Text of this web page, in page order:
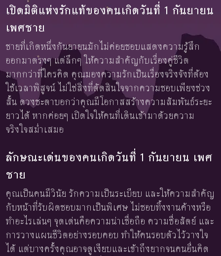
เปิดมิติแห่งรักแท้ของคนเกิดวันที่ 1 กันยายน
เพศชาย
ชายที่เกิดหนึ่งกันยายนมักไม่ค่อยชอบแสดงความรู้สึก
ออกมาตรงๆ แต่ลึกๆ ให้ความสำคัญกับเรื่องคู่ชีวิต
มากกว่าที่ใครคิด คุณมองความรักเป็นเรื่องจริงจังที่ต้อง
ใช้เวลาพิสูจน์ ไม่ใช่สิ่งที่ตัดสินใจจากความชอบเพียงช่วง
สั้น ดวงชะตาบอกว่าคุณมีโอกาสสร้างความสัมพันธ์ระยะ
ยาวได้ หากค่อยๆ เปิดใจให้คนที่เดินเข้ามาด้วยความ
จริงใจสม่ำเสมอ
ลักษณะเด่นของคนเกิดวันที่ 1 กันยายน เพศ
ชาย
คุณเป็นคนมีวินัย รักความเป็นระเบียบ และให้ความสำคัญ
กับหน้าที่รับผิดชอบมากเป็นพิเศษ ไม่ชอบทิ้งงานค้างหรือ
ทำอะไรเล่นๆ จุดเด่นคือความน่าเชื่อถือ ความซื่อสัตย์ และ
การวางแผนชีวิตอย่างรอบคอบ ทำให้คนรอบตัวไว้วางใจ
ได้ แต่บางครั้งคุณอาจดูเงียบและเข้าถึงยากจนคนอื่นคิด